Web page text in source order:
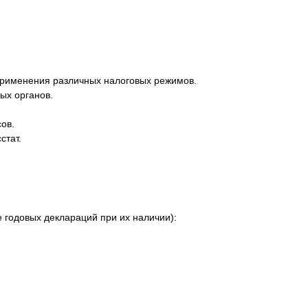
различных налоговых режимов.
органов.
деклараций при их наличии):